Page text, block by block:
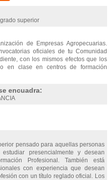
superior
de Empresas Agropecuarias.
oficiales de tu Comunidad
con los mismos efectos que los
en clase en centros de formación
encuadra:
pensado para aquellas personas
presencialmente y desean
Profesional. También está
con experiencia que desean
con un título reglado oficial. Los